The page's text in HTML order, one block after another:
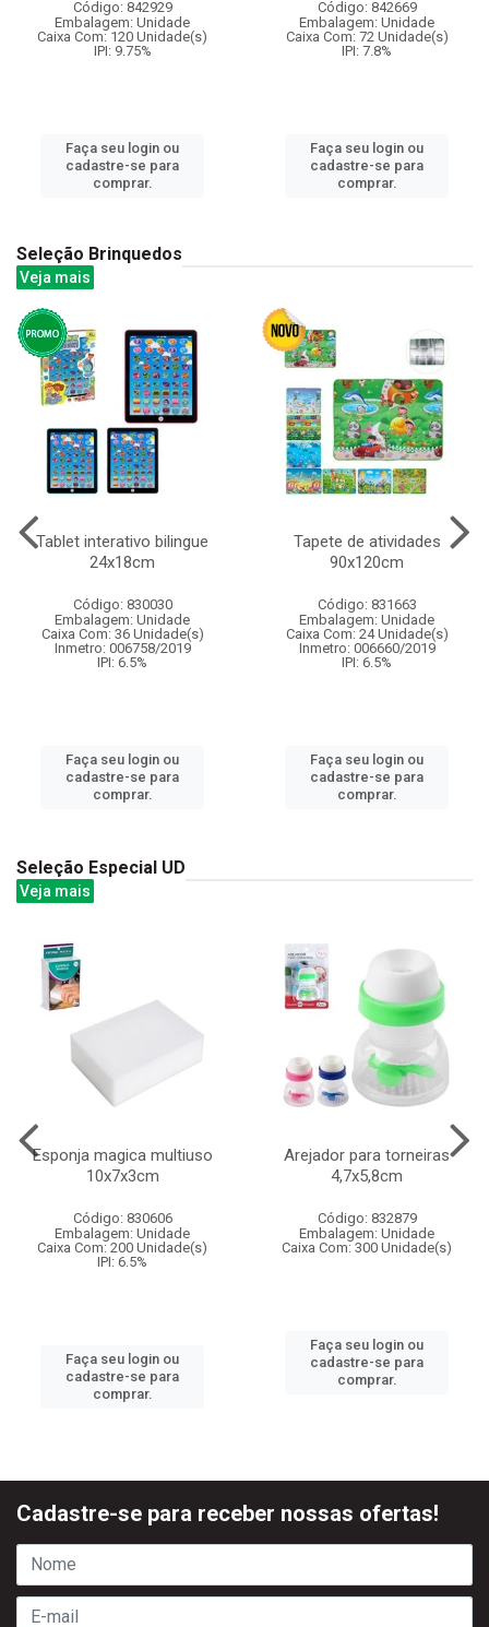
Código: 842929
Embalagem: Unidade
Caixa Com: 120 Unidade(s)
IPI: 9.75%
Faça seu login ou
cadastre-se para
comprar.
Código: 842669
Embalagem: Unidade
Caixa Com: 72 Unidade(s)
IPI: 7.8%
Faça seu login ou
cadastre-se para
comprar.
Seleção Brinquedos
Veja mais
Tablet interativo bilingue
24x18cm
Código: 830030
Embalagem: Unidade
Caixa Com: 36 Unidade(s)
Inmetro: 006758/2019
IPI: 6.5%
Faça seu login ou
cadastre-se para
comprar.
Tapete de atividades
90x120cm
Código: 831663
Embalagem: Unidade
Caixa Com: 24 Unidade(s)
Inmetro: 006660/2019
IPI: 6.5%
Faça seu login ou
cadastre-se para
comprar.
Seleção Especial UD
Veja mais
Esponja magica multiuso
10x7x3cm
Código: 830606
Embalagem: Unidade
Caixa Com: 200 Unidade(s)
IPI: 6.5%
Faça seu login ou
cadastre-se para
comprar.
Arejador para torneiras
4,7x5,8cm
Código: 832879
Embalagem: Unidade
Caixa Com: 300 Unidade(s)
Faça seu login ou
cadastre-se para
comprar.
Cadastre-se para receber nossas ofertas!